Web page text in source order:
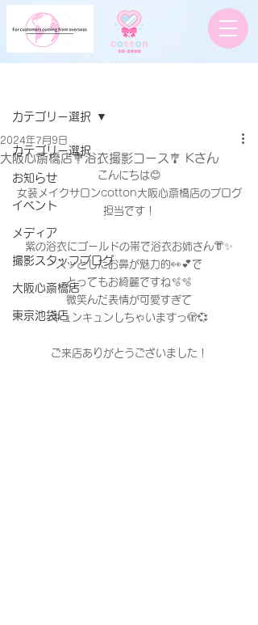
カテゴリー選択
お知らせ
イベント
メディア
撮影スタッフブログ
大阪心斎橋店
東京池袋店
カテゴリー選択
大阪心斎橋店💐浴衣撮影コース🎐 Kさん
2024年7月9日
こんにちは😊
女装メイクサロンcotton大阪心斎橋店のブログ
担当です！
紫の浴衣にゴールドの帯で浴衣お姉さん👘✨
スッとしたお鼻が魅力的👀💕で
とってもお綺麗ですね🫧🫧
微笑んだ表情が可愛すぎて
キュンキュンしちゃいますっ🫣💞
ご来店ありがとうございました！